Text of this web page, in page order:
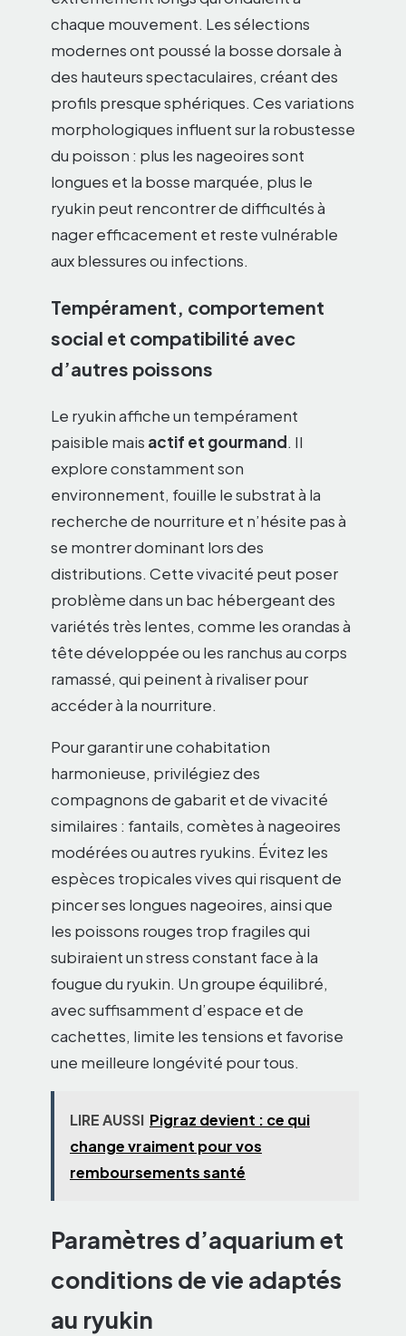
chaque mouvement. Les sélections
modernes ont poussé la bosse dorsale à
des hauteurs spectaculaires, créant des
profils presque sphériques. Ces variations
morphologiques influent sur la robustesse
du poisson : plus les nageoires sont
longues et la bosse marquée, plus le
ryukin peut rencontrer de difficultés à
nager efficacement et reste vulnérable
aux blessures ou infections.
Tempérament, comportement
social et compatibilité avec
d’autres poissons
Le ryukin affiche un tempérament
paisible mais actif et gourmand. Il
explore constamment son
environnement, fouille le substrat à la
recherche de nourriture et n’hésite pas à
se montrer dominant lors des
distributions. Cette vivacité peut poser
problème dans un bac hébergeant des
variétés très lentes, comme les orandas à
tête développée ou les ranchus au corps
ramassé, qui peinent à rivaliser pour
accéder à la nourriture.
Pour garantir une cohabitation
harmonieuse, privilégiez des
compagnons de gabarit et de vivacité
similaires : fantails, comètes à nageoires
modérées ou autres ryukins. Évitez les
espèces tropicales vives qui risquent de
pincer ses longues nageoires, ainsi que
les poissons rouges trop fragiles qui
subiraient un stress constant face à la
fougue du ryukin. Un groupe équilibré,
avec suffisamment d’espace et de
cachettes, limite les tensions et favorise
une meilleure longévité pour tous.
LIRE AUSSI Pigraz devient : ce qui
change vraiment pour vos
remboursements santé
Paramètres d’aquarium et
conditions de vie adaptés
au ryukin